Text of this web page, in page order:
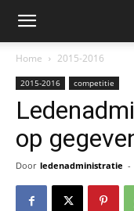
Home 2015-2016
2015-2016 competitie
op
Door ledenadministratie -